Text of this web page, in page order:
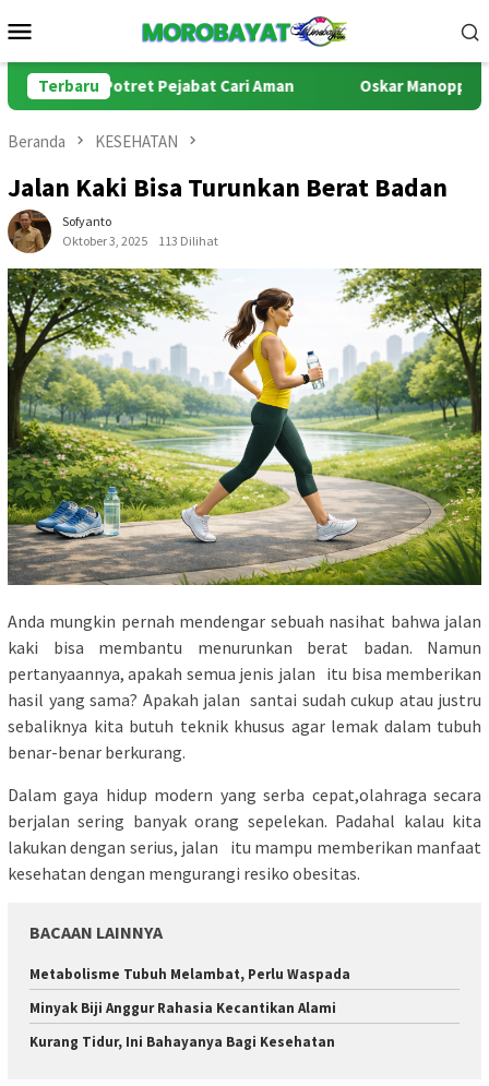
ke
Mobile
Terbaru
Potret Pejabat Cari Aman Oskar Manoppo di
Beranda KESEHATAN
Jalan Kaki Bisa Turunkan Berat Badan
Sofyanto
Oktober 3, 2025
113 Dilihat
Anda mungkin pernah mendengar sebuah nasihat bahwa jalan
kaki bisa membantu menurunkan berat badan. Namun
pertanyaannya, apakah semua jenis jalan itu bisa memberikan
hasil yang sama? Apakah jalan santai sudah cukup atau justru
sebaliknya kita butuh teknik khusus agar lemak dalam tubuh
benar-benar berkurang.
Dalam gaya hidup modern yang serba cepat,olahraga secara
berjalan sering banyak orang sepelekan. Padahal kalau kita
lakukan dengan serius, jalan itu mampu memberikan manfaat
kesehatan dengan mengurangi resiko obesitas.
BACAAN LAINNYA
Metabolisme Tubuh Melambat, Perlu Waspada
Minyak Biji Anggur Rahasia Kecantikan Alami
Kurang Tidur, Ini Bahayanya Bagi Kesehatan